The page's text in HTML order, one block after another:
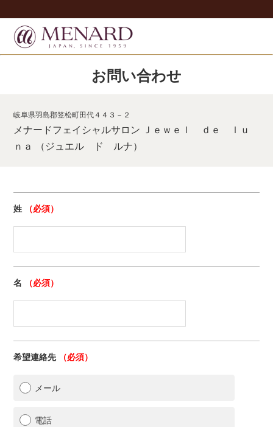
お問い合わせ
岐阜県羽島郡笠松町田代４４３－２
メナードフェイシャルサロン Ｊｅｗｅｌ ｄｅ ｌｕ
ｎａ （ジュエル ド ルナ）
姓 （必須）
名 （必須）
希望連絡先 （必須）
メール
電話